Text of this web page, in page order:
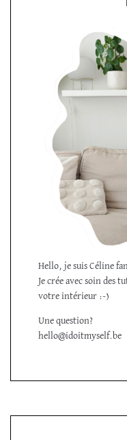
Hello, je suis Céline
Je crée avec soin des
votre intérieur :-)
Une question?
hello@idoitmyself.be